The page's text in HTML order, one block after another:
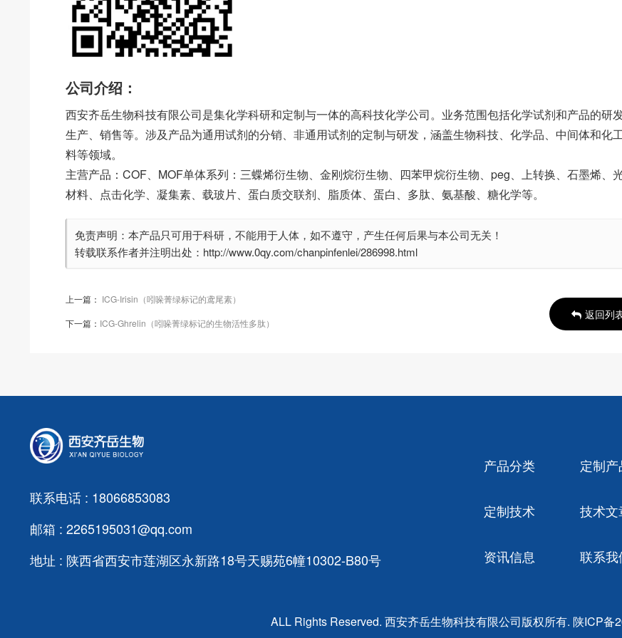
公司介绍：
西安齐岳生物科技有限公司是集化学科研和定制与一体的高科技化学公司。业务范围包括化学试剂和产品的研发
生产、销售等。涉及产品为通用试剂的分销、非通用试剂的定制与研发，涵盖生物科技、化学品、中间体和化
料等领域。
主营产品：COF、MOF单体系列：三蝶烯衍生物、金刚烷衍生物、四苯甲烷衍生物、peg、上转换、石墨烯、
材料、点击化学、凝集素、载玻片、蛋白质交联剂、脂质体、蛋白、多肽、氨基酸、糖化学等。
免责声明：本产品只可用于科研，不能用于人体，如不遵守，产生任何后果与本公司无关！
转载联系作者并注明出处：http://www.0qy.com/chanpinfenlei/286998.html
上一篇： ICG-Irisin（吲哚菁绿标记的鸢尾素）
下一篇： ICG-Ghrelin（吲哚菁绿标记的生物活性多肽）
返回列
联系电话 : 18066853083
邮箱 : 2265195031@qq.com
地址 : 陕西省西安市莲湖区永新路18号天赐苑6幢10302-B80号
产品分类 定制产
定制技术 技术文
资讯信息 联系我
ALL Rights Reserved. 西安齐岳生物科技有限公司版权所有. 陕ICP备